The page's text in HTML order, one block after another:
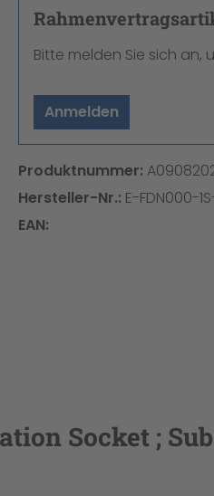
Bitte melden Sie sich an,
Anmelden
Produktnummer:
Hersteller-Nr.: E-FDN000-
EAN:
Socket ;